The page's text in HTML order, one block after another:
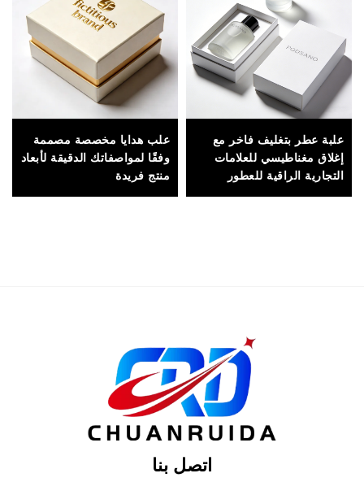
علبة عطر بتغليف فاخر مع
إغلاق مغناطيسي للعلامات
التجارية الراقية للعطور
وعروض الهدايا الفاخرة
علب هدايا مخصصة مصممة
وفقًا لمواصفاتك الدقيقة لأبعاد
منتج فريدة
اتصل بنا